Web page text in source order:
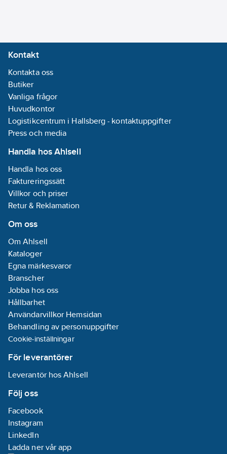
600V/Kat III 1000V,
UL.
Storlek (LxBxH): 185
mm x 90 mm x 43
mm, Vikt: 0,42 kg
Medföljande tillbehör:
Testsladdar, batteri,
temperaturgivare
(Fluke 179)
Artikelnummer:
Lev. artikelnr: 1592895
Ean
Materialklass
Kontakt
Kontakta oss
Butiker
Vanliga frågor
Huvudkontor
Logistikcentrum i Hallsberg - kontaktuppgifter
Press och media
Handla hos Ahlsell
Handla hos oss
Faktureringssätt
Villkor och priser
Retur & Reklamation
Om oss
Om Ahlsell
Kataloger
Egna märkesvaror
Branscher
Jobba hos oss
Hållbarhet
Användarvillkor Hemsidan
Behandling av personuppgifter
Cookie-inställningar
För leverantörer
Leverantör hos Ahlsell
Följ oss
Facebook
Instagram
LinkedIn
Ladda ner vår app